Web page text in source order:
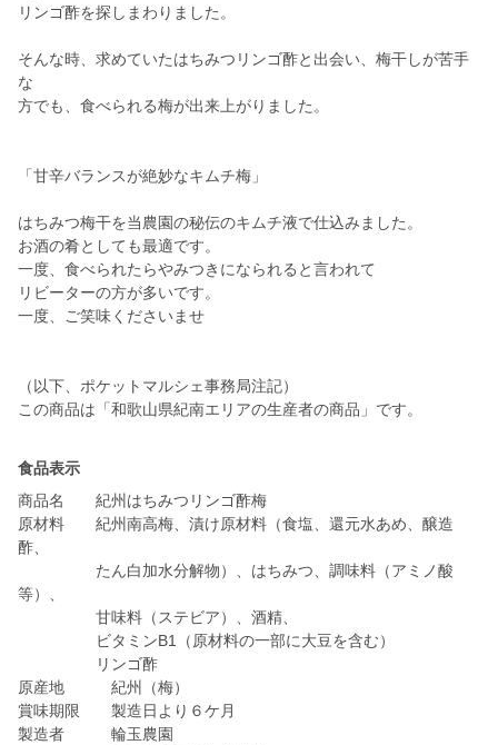
リンゴ酢を探しまわりました。
そんな時、求めていたはちみつリンゴ酢と出会い、梅干しが苦手
な
方でも、食べられる梅が出来上がりました。
「甘辛バランスが絶妙なキムチ梅」
はちみつ梅干を当農園の秘伝のキムチ液で仕込みました。
お酒の肴としても最適です。
一度、食べられたらやみつきになられると言われて
リビーターの方が多いです。
一度、ご笑味くださいませ
（以下、ポケットマルシェ事務局注記）
この商品は「和歌山県紀南エリアの生産者の商品」です。
食品表示
商品名 紀州はちみつリンゴ酢梅
原材料 紀州南高梅、漬け原材料（食塩、還元水あめ、醸造
酢、
たん白加水分解物）、はちみつ、調味料（アミノ酸
等）、
甘味料（ステビア）、酒精、
ビタミンB1（原材料の一部に大豆を含む）
リンゴ酢
原産地 紀州（梅）
賞味期限 製造日より６ケ月
製造者 輪玉農園